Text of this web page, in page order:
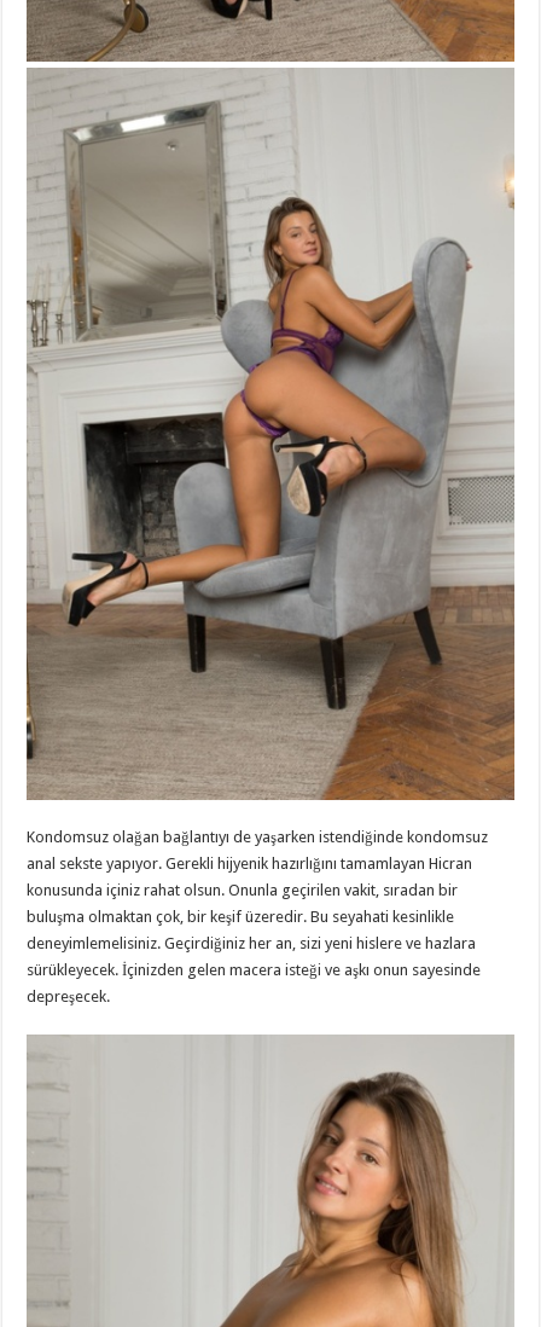
Kondomsuz olağan bağlantıyı de yaşarken istendiğinde kondomsuz
anal sekste yapıyor. Gerekli hijyenik hazırlığını tamamlayan Hicran
konusunda içiniz rahat olsun. Onunla geçirilen vakit, sıradan bir
buluşma olmaktan çok, bir keşif üzeredir. Bu seyahati kesinlikle
deneyimlemelisiniz. Geçirdiğiniz her an, sizi yeni hislere ve hazlara
sürükleyecek. İçinizden gelen macera isteği ve aşkı onun sayesinde
depreşecek.